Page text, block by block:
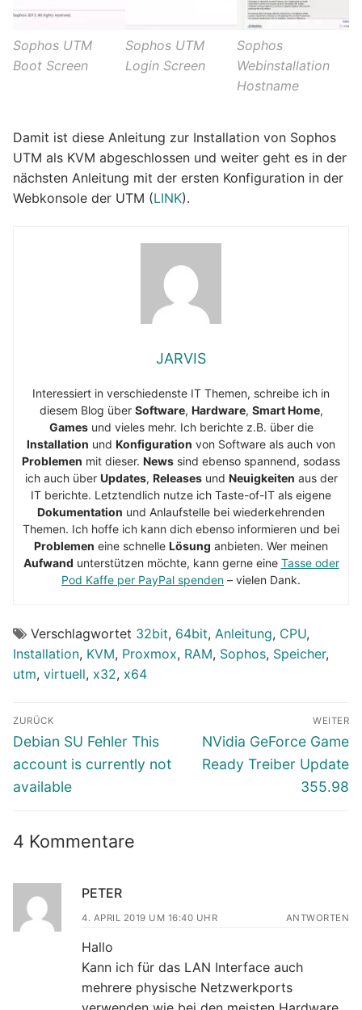
Sophos UTM
Boot Screen
Sophos UTM
Login Screen
Sophos
Webinstallation
Hostname
Damit ist diese Anleitung zur Installation von Sophos
UTM als KVM abgeschlossen und weiter geht es in der
nächsten Anleitung mit der ersten Konfiguration in der
Webkonsole der UTM (LINK).
JARVIS
Interessiert in verschiedenste IT Themen, schreibe ich in
diesem Blog über Software, Hardware, Smart Home,
Gamesund vieles mehr. Ich berichte z.B. über die
Installation und Konfiguration von Software als auch von
Problemen mit dieser. News sind ebenso spannend, sodass
ich auch über Updates, Releasesund Neuigkeiten aus der
IT berichte. Letztendlich nutze ich Taste-of-IT als eigene
Dokumentation und Anlaufstelle bei wiederkehrenden
Themen. Ich hoffe ich kann dich ebenso informieren und bei
Problemen eine schnelle Lösung anbieten. Wer meinen
Aufwand unterstützen möchte, kann gerne eine Tasse oder
Pod Kaffe per PayPal spenden – vielen Dank.
Verschlagwortet 32bit, 64bit, Anleitung, CPU,
Installation, KVM, Proxmox, RAM, Sophos, Speicher,
utm, virtuell, x32, x64
Beitragsnavigation
ZURÜCK
Vorheriger
Beitrag:
Debian SU Fehler This
account is currently not
available
WEITER
Nächster
Beitrag:
NVidia GeForce Game
Ready Treiber Update
355.98
4 Kommentare
PETER
4. APRIL 2019 UM 16:40 UHR ANTWORTEN
Hallo
Kann ich für das LAN Interface auch
mehrere physische Netzwerkports